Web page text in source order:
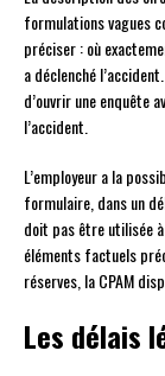
formulations vagues
préciser : où
a déclenché
d’ouvrir une enquête
l’accident.
L’employeur a la
formulaire, dans un
doit pas être utilisée
éléments factuels
réserves, la CPAM
Les délais